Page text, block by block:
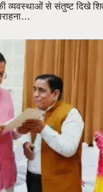
व्यवस्थाओं से संतुष्ट दिखे